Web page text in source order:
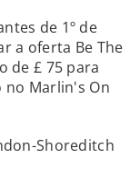
de 1º de
a oferta Be The
de £ 75 para
no Marlin's On
Shoreditch